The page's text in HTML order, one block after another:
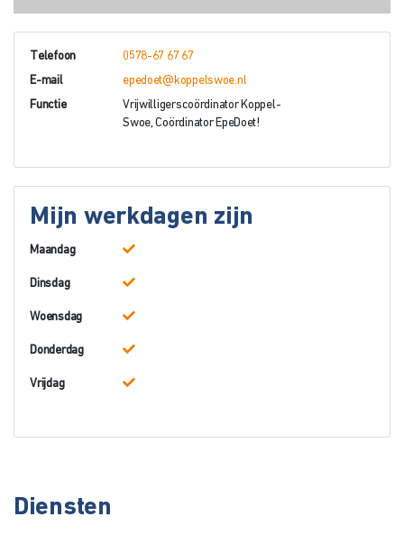
Telefoon 0578-67 67 67
E-mail epedoet@koppelswoe.nl
Functie
Vrijwilligerscoördinator Koppel-
Swoe, Coördinator EpeDoet!
Mijn werkdagen zijn
Maandag
Dinsdag
Woensdag
Donderdag
Vrijdag
Diensten